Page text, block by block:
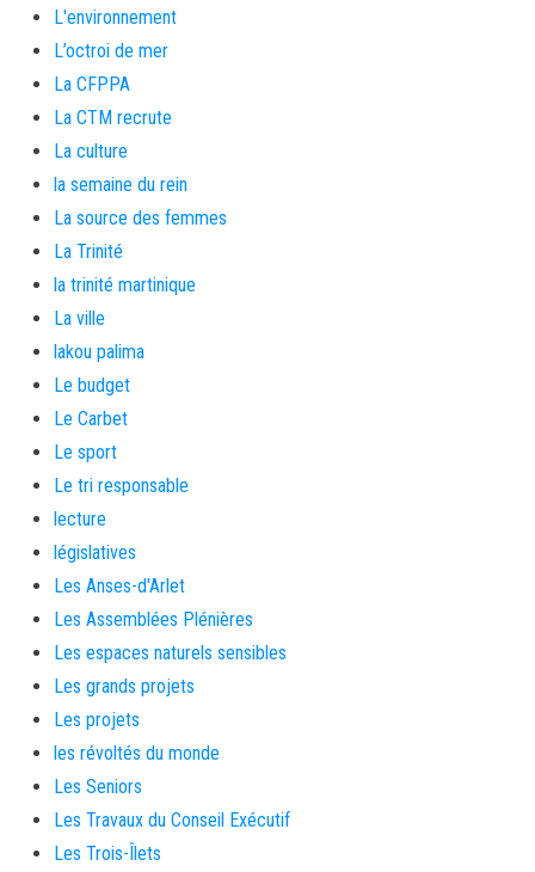
L'environnement
L’octroi de mer
La CFPPA
La CTM recrute
La culture
la semaine du rein
La source des femmes
La Trinité
la trinité martinique
La ville
lakou palima
Le budget
Le Carbet
Le sport
Le tri responsable
lecture
législatives
Les Anses-d'Arlet
Les Assemblées Plénières
Les espaces naturels sensibles
Les grands projets
Les projets
les révoltés du monde
Les Seniors
Les Travaux du Conseil Exécutif
Les Trois-Îlets